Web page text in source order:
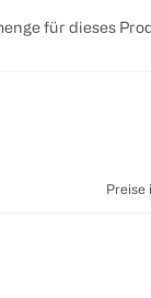
für dieses
Preise